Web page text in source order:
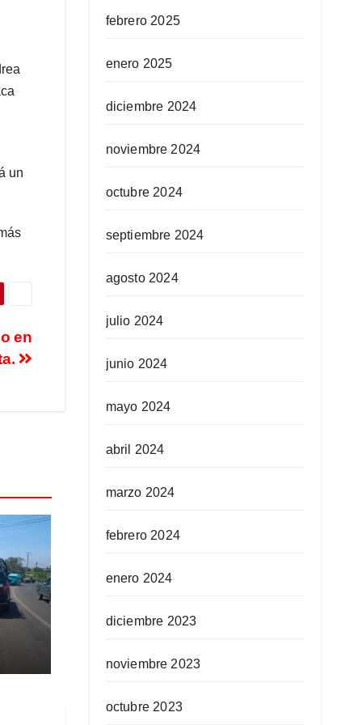
un
en
febrero 2025
enero 2025
diciembre 2024
noviembre 2024
octubre 2024
septiembre 2024
agosto 2024
julio 2024
junio 2024
mayo 2024
abril 2024
marzo 2024
febrero 2024
enero 2024
diciembre 2023
noviembre 2023
octubre 2023